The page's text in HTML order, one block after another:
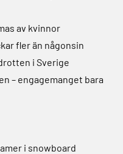
av kvinnor
fler än någonsin
i Sverige
– engagemanget bara
i snowboard